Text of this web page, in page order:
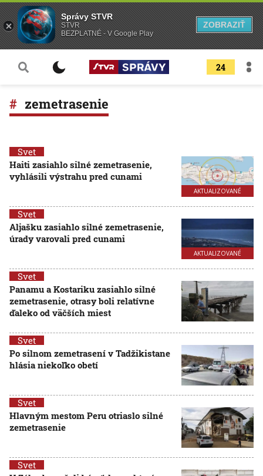
24
zemetrasenie
AKTUALIZOVANÉ
Svet
Haiti zasiahlo silné zemetrasenie,
vyhlásili výstrahu pred cunami
AKTUALIZOVANÉ
Svet
Aljašku zasiahlo silné zemetrasenie,
úrady varovali pred cunami
Svet
Panamu a Kostariku zasiahlo silné
zemetrasenie, otrasy boli relatívne
ďaleko od väčších miest
Svet
Po silnom zemetrasení v Tadžikistane
hlásia niekoľko obetí
Svet
Hlavným mestom Peru otriaslo silné
zemetrasenie
Svet
Správy STVR
STVR
BEZPLATNÉ - V Google Play
ZOBRAZIŤ